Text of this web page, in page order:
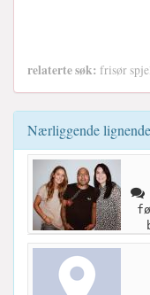
relaterte søk: frisør
Nærliggende